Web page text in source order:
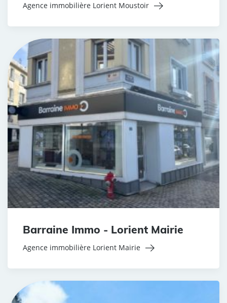
Agence immobilière Lorient Moustoir
Barraine Immo - Lorient Mairie
Agence immobilière Lorient Mairie